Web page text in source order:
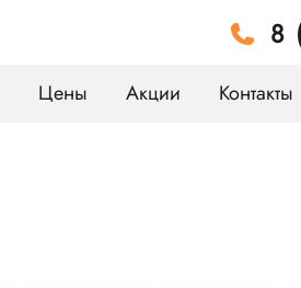
8
Цены Акции Контакты